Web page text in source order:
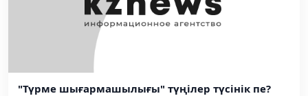
"Түрме шығармашылығы" түңілер түсінік пе?